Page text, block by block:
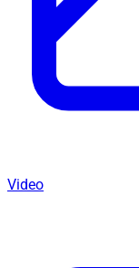
Video